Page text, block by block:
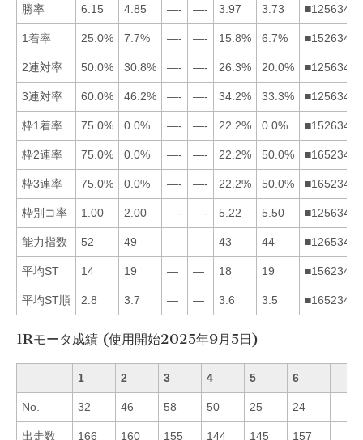
勝率 6.15 4.85 —- —- 3.97 3.73 ■125634
1着率 25.0% 7.7% —- —- 15.8% 6.7% ■152634
2連対率 50.0% 30.8% —- —- 26.3% 20.0% ■125634
3連対率 60.0% 46.2% —- —- 34.2% 33.3% ■125634
枠1着率 75.0% 0.0% —- —- 22.2% 0.0% ■152634
枠2連率 75.0% 0.0% —- —- 22.2% 50.0% ■165234
枠3連率 75.0% 0.0% —- —- 22.2% 50.0% ■165234
枠別コ率 1.00 2.00 —- —- 5.22 5.50 ■125634
能力指数 52 49 — — 43 44 ■126534
平均ST 14 19 — — 18 19 ■156234
平均ST順 2.8 3.7 — — 3.6 3.5 ■165234
1Rモータ成績 (使用開始2025年9月5日)
1 2 3 4 5 6
No. 32 46 58 50 25 24
出走数 166 160 155 144 145 157